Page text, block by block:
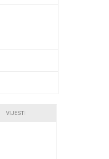
VIJESTI